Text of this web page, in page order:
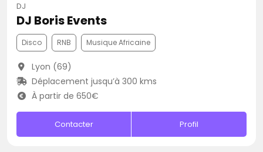
DJ
DJ Boris Events
Disco RNB Musique Africaine
Lyon (69)
Déplacement jusqu’à 300 kms
À partir de 650€
Contacter Profil